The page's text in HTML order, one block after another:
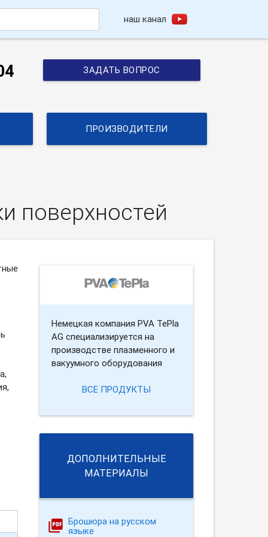
наш канал
ЗАДАТЬ ВОПРОС
ПРОИЗВОДИТЕЛИ
поверхностей
Немецкая компания PVA TePla
AG специализируется на
производстве плазменного и
вакуумного оборудования
ВСЕ ПРОДУКТЫ
ДОПОЛНИТЕЛЬНЫЕ
МАТЕРИАЛЫ
Брошюра на русском
языке